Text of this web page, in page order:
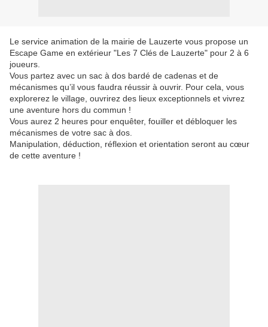
Le service animation de la mairie de Lauzerte vous propose un
Escape Game en extérieur "Les 7 Clés de Lauzerte" pour 2 à 6
joueurs.
Vous partez avec un sac à dos bardé de cadenas et de
mécanismes qu’il vous faudra réussir à ouvrir. Pour cela, vous
explorerez le village, ouvrirez des lieux exceptionnels et vivrez
une aventure hors du commun !
Vous aurez 2 heures pour enquêter, fouiller et débloquer les
mécanismes de votre sac à dos.
Manipulation, déduction, réflexion et orientation seront au cœur
de cette aventure !